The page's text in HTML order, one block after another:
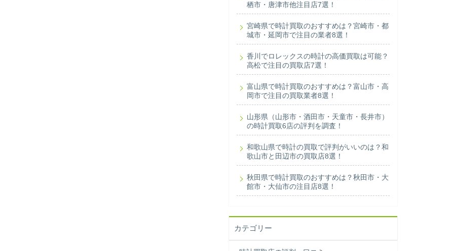
栖市・唐津市他注目店7選！
宮崎県で時計買取のおすすめは？宮崎市・都
城市・延岡市で注目の業者8選！
香川でロレックスの時計の高価買取は可能？
高松で注目の買取店7選！
富山県で時計買取のおすすめは？富山市・高
岡市で注目の買取業者8選！
山形県（山形市・酒田市・天童市・長井市）
の時計買取6店の評判を調査！
和歌山県で時計の買取で評判がいいのは？和
歌山市と田辺市の買取店8選！
秋田県で時計買取のおすすめは？秋田市・大
館市・大仙市の注目店8選！
カテゴリー